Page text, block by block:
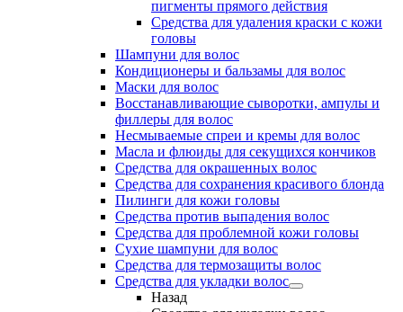
пигменты прямого действия
Средства для удаления краски с кожи
головы
Шампуни для волос
Кондиционеры и бальзамы для волос
Маски для волос
Восстанавливающие сыворотки, ампулы и
филлеры для волос
Несмываемые спреи и кремы для волос
Масла и флюиды для секущихся кончиков
Средства для окрашенных волос
Средства для сохранения красивого блонда
Пилинги для кожи головы
Средства против выпадения волос
Средства для проблемной кожи головы
Сухие шампуни для волос
Средства для термозащиты волос
Средства для укладки волос
Назад